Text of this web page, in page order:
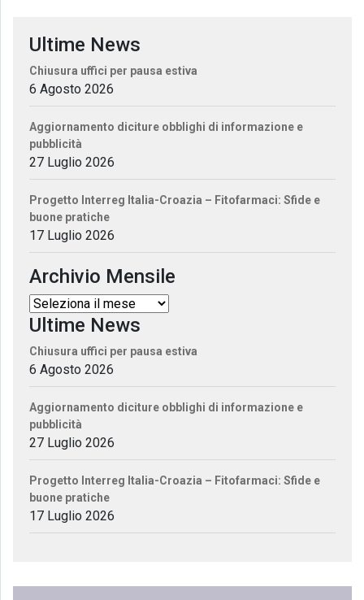
Ultime News
Chiusura uffici per pausa estiva
6 Agosto 2026
Aggiornamento diciture obblighi di informazione e
pubblicità
27 Luglio 2026
Progetto Interreg Italia-Croazia – Fitofarmaci: Sfide e
buone pratiche
17 Luglio 2026
Archivio Mensile
Ultime News
Chiusura uffici per pausa estiva
6 Agosto 2026
Aggiornamento diciture obblighi di informazione e
pubblicità
27 Luglio 2026
Progetto Interreg Italia-Croazia – Fitofarmaci: Sfide e
buone pratiche
17 Luglio 2026